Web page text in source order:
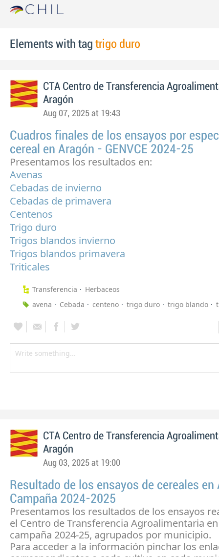
Elements with tag trigo duro
CTA Centro de Transferencia
Aragón
Aug 07, 2025 at 19:43
Cuadros finales de los ensayos por
cereal en Aragón - GENVCE 2024-25
Presentamos los resultados en:
Avenas
Cebadas de invierno
Cebadas de primavera
Centenos
Trigo duro
Trigos blandos invierno
Trigos blandos primavera
Triticales
Transferencia
Herbaceos
avena
Cebada centeno trigo duro trigo blando
CTA Centro de Transferencia
Aragón
Aug 03, 2025 at 19:00
Resultado de los ensayos de cereales en
Campaña 2024-2025
Presentamos los resultados de los ensayos
el Centro de Transferencia Agroalimentaria
campaña 2024-25, agrupados por municipio.
Para acceder a la información pinchar los